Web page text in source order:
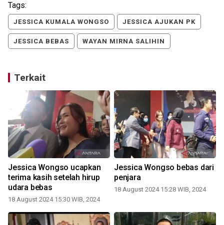
Tags:
JESSICA KUMALA WONGSO JESSICA AJUKAN PK
JESSICA BEBAS WAYAN MIRNA SALIHIN
Terkait
Jessica Wongso ucapkan
terima kasih setelah hirup
udara bebas
18 August 2024 15:30 WIB, 2024
Jessica Wongso bebas dari
penjara
18 August 2024 15:28 WIB, 2024